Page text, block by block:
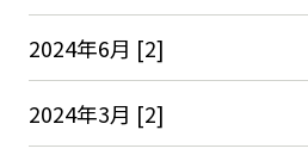
2024年6月 [2]
2024年3月 [2]